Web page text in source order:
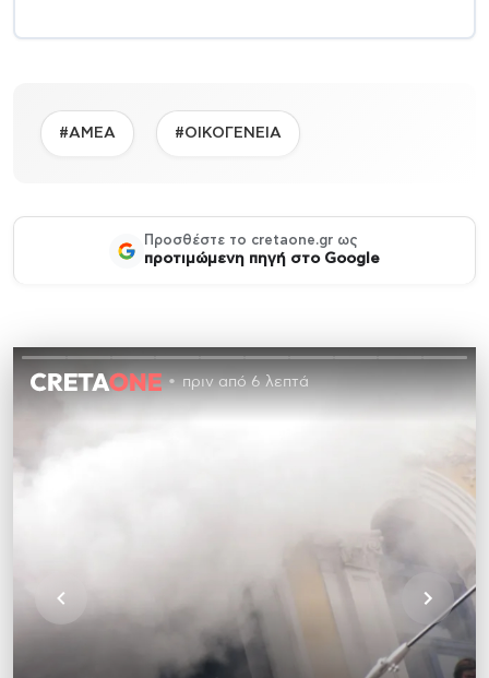
#ΑΜΕΑ #ΟΙΚΟΓΕΝΕΙΑ
Προσθέστε το cretaone.gr ως
προτιμώμενη πηγή στο Google
πριν από 6 λεπτά